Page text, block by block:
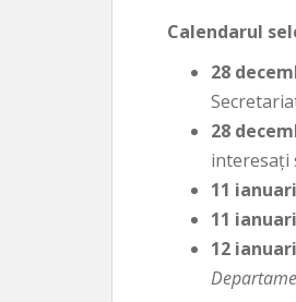
Calendarul
28
28
interesaţi
11
11
12